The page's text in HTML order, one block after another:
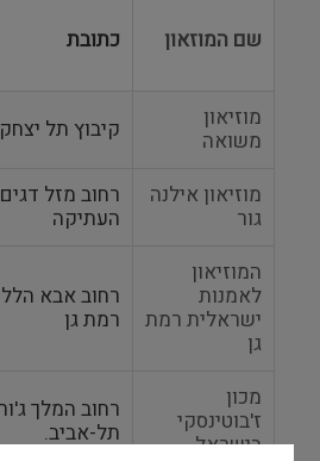
שם המוזאון כתובת
מוזיאון
משואה
קיבוץ תל יצחק
מוזיאון אילנה
גור
העתיקה
המוזיאון
לאמנות
ישראלית רמת
גן
רמת גן
מכון
ז'בוטינסקי
בישראל
תל-אביב.